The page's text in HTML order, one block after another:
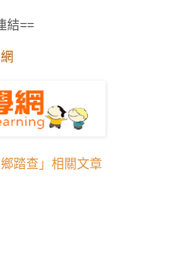
結==
踏查」相關文章